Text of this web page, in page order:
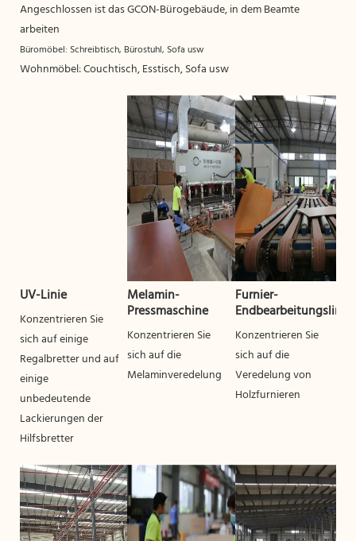
Angeschlossen ist das GCON-Bürogebäude, in dem Beamte
arbeiten
Büromöbel: Schreibtisch, Bürostuhl, Sofa usw
Wohnmöbel: Couchtisch, Esstisch, Sofa usw
UV-Linie
Konzentrieren Sie
sich auf einige
Regalbretter und auf
einige
unbedeutende
Lackierungen der
Hilfsbretter
Melamin-
Pressmaschine
Konzentrieren Sie
sich auf die
Melaminveredelung
Furnier-
Endbearbeitungslinie
Konzentrieren Sie
sich auf die
Veredelung von
Holzfurnieren